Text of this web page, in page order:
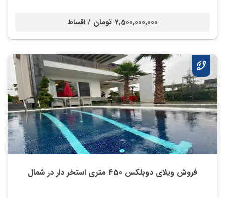
2,500,000,000 تومان / اقساط
فروش ویلای دوبلکس 450 متری استخر دار در شمال